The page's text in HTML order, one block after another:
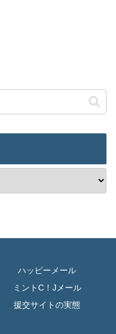
ハッピーメール
ミントC！Jメール
援交サイトの実態